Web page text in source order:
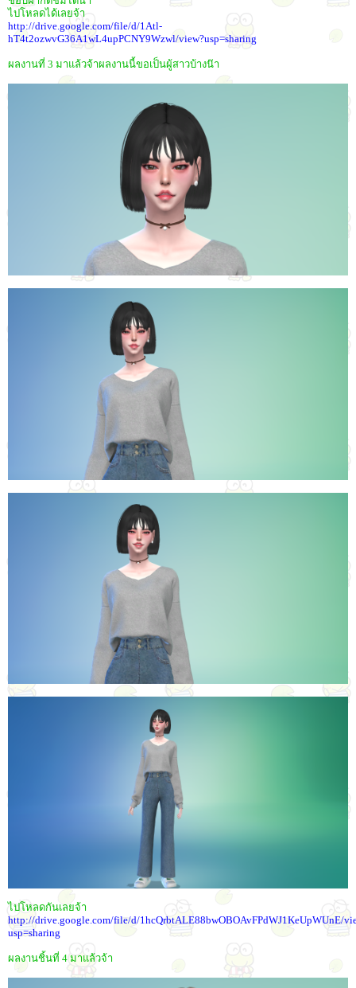
ไปโหลดได้เลยจ้า
http://drive.google.com/file/d/1Atl-
hT4t2ozwvG36A1wL4upPCNY9Wzwl/view?usp=sharing
ผลงานที่ 3 มาแล้วจ้าผลงานนี้ขอเป็นผู้สาวบ้างน๊า
ไปโหลดกันเลยจ้า
http://drive.google.com/file/d/1hcQrbtALE88bwOBOAvFPdWJ1KeUpWUnE/
usp=sharing
ผลงานชิ้นที่ 4 มาแล้วจ้า